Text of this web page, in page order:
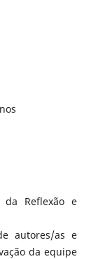
da Reflexão e
autores/as e
da equipe